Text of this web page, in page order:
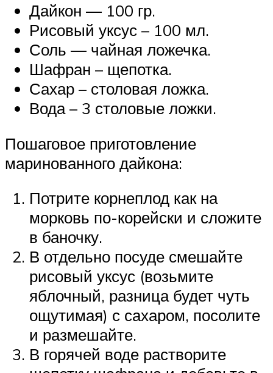
Дайкон — 100 гр.
Рисовый уксус – 100 мл.
Соль — чайная ложечка.
Шафран – щепотка.
Сахар – столовая ложка.
Вода – 3 столовые ложки.
Пошаговое приготовление
маринованного дайкона:
Потрите корнеплод как на
морковь по-корейски и сложите
в баночку.
В отдельно посуде смешайте
рисовый уксус (возьмите
яблочный, разница будет чуть
ощутимая) с сахаром, посолите
и размешайте.
В горячей воде растворите